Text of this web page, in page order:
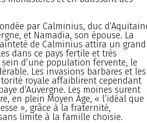
par Calminius, duc
et Namadia, son épouse. La
de Calminius attira un grand
dans ce pays fertile et très
d’une population fervente, le
Les invasions barbares et les
royale affaiblirent cependant
d’Auvergne. Les moines surent
en plein Moyen Âge, « l’idéal que
», grâce à la fraternité,
limite à la famille choisie.